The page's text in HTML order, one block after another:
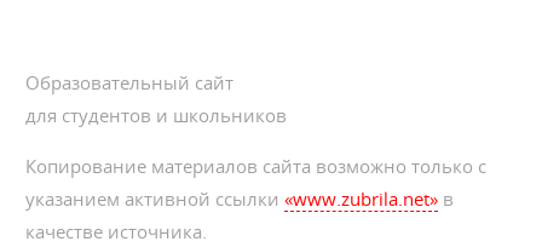
Образовательный сайт
для студентов и школьников
Копирование материалов сайта возможно только с
указанием активной ссылки«www.zubrila.net» в
качестве источника.